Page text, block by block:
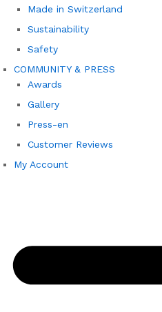
Made in Switzerland
Sustainability
Safety
COMMUNITY & PRESS
Awards
Gallery
Press-en
Customer Reviews
My Account